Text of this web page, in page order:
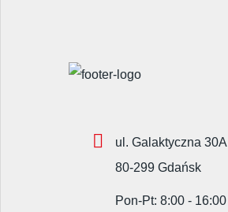
ul. Galaktyczna
80-299 Gdańsk
Pon-Pt: 8:00 - 16:00